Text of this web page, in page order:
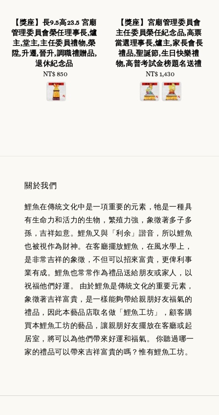
【獎座】長9.5高23.5 宮廟
管理委員會榮任理事長,爐
主,堂主,主任委員禮物,榮
陞,升遷,晉升,調職禮贈品,
退休紀念品
Regular
price
NT$ 850
【獎座】宮廟管理委員會
主任委員榮任紀念品,高票
當選理事長,爐主,家長會長
禮品,聖誕節,生日快樂禮
物,高普考試金榜題名送禮
Regular
price
NT$ 1,430
關於我們
鯉魚在傳統文化中是一項重要的元素，牠是一種具
有生命力和活力的生物，繁殖力強，象徵著多子多
孫，吉祥如意。鯉魚又與「利余」諧音，所以鯉魚
也被視作為財神。在客廳擺放鯉魚，在風水學上，
是非常吉祥的象徵，不但可以招來富貴，更俾利事
業有成。鯉魚也常常作為禮品送給朋友或家人，以
祝福他們好運。 由於鯉魚是傳統文化的重要元素，
象徵著吉祥富貴，是一樣能夠帶給親朋好友福氣的
禮品，因此本藝品店取名做「鯉魚工坊」，顧客購
買本鯉魚工坊的藝品，讓親朋好友擺放在客廳或起
居室，將可以為他們帶來好運和福氣。 你聽過哪一
家的禮品可以帶來吉祥富貴的嗎？惟有鯉魚工坊。